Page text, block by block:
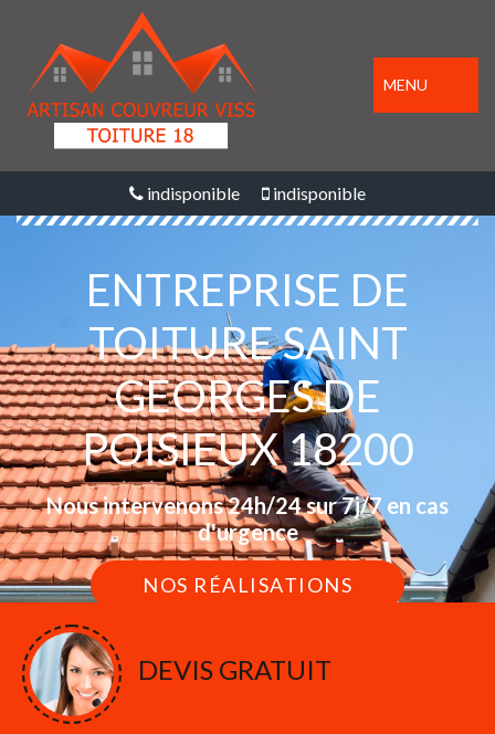
MENU
indisponible indisponible
ENTREPRISE DE
TOITURE SAINT
GEORGES DE
POISIEUX 18200
Nous intervenons 24h/24 sur 7j/7 en cas
d'urgence
NOS RÉALISATIONS
DEVIS GRATUIT